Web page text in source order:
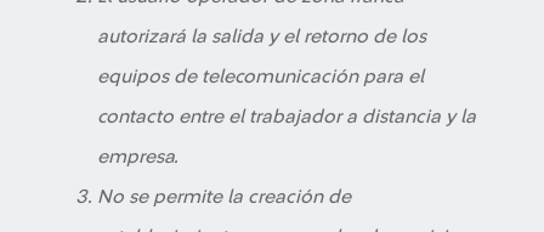
autorizará la salida y el retorno de los
equipos de telecomunicación para el
contacto entre el trabajador a distancia y la
empresa.
No se permite la creación de